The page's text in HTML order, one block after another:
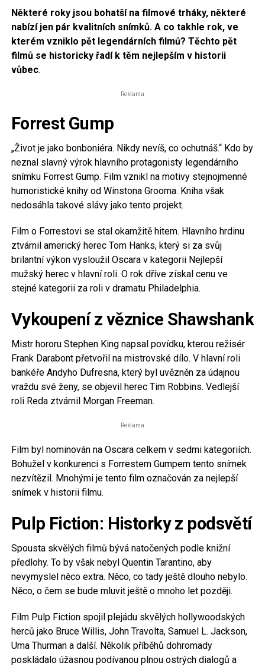
Některé roky jsou bohatší na filmové trháky, některé
nabízí jen pár kvalitních snímků. A co takhle rok, ve
kterém vzniklo pět legendárních filmů? Těchto pět
filmů se historicky řadí k těm nejlepším v historii
vůbec.
Reklama
Forrest Gump
„Život je jako bonboniéra. Nikdy nevíš, co ochutnáš.“ Kdo by
neznal slavný výrok hlavního protagonisty legendárního
snímku Forrest Gump. Film vznikl na motivy stejnojmenné
humoristické knihy od Winstona Grooma. Kniha však
nedosáhla takové slávy jako tento projekt.
Film o Forrestovi se stal okamžitě hitem. Hlavního hrdinu
ztvárnil americký herec Tom Hanks, který si za svůj
brilantní výkon vysloužil Oscara v kategorii Nejlepší
mužský herec v hlavní roli. O rok dříve získal cenu ve
stejné kategorii za roli v dramatu Philadelphia.
Vykoupení z věznice Shawshank
Mistr hororu Stephen King napsal povídku, kterou režisér
Frank Darabont přetvořil na mistrovské dílo. V hlavní roli
bankéře Andyho Dufresna, který byl uvězněn za údajnou
vraždu své ženy, se objevil herec Tim Robbins. Vedlejší
roli Reda ztvárnil Morgan Freeman.
Reklama
Film byl nominován na Oscara celkem v sedmi kategoriích.
Bohužel v konkurenci s Forrestem Gumpem tento snímek
nezvítězil. Mnohými je tento film označován za nejlepší
snímek v historii filmu.
Pulp Fiction: Historky z podsvětí
Spousta skvělých filmů bývá natočených podle knižní
předlohy. To by však nebyl Quentin Tarantino, aby
nevymyslel něco extra. Něco, co tady ještě dlouho nebylo.
Něco, o čem se bude mluvit ještě o mnoho let později.
Film Pulp Fiction spojil plejádu skvělých hollywoodských
herců jako Bruce Willis, John Travolta, Samuel L. Jackson,
Uma Thurman a další. Několik příběhů dohromady
poskládalo úžasnou podívanou plnou ostrých dialogů a